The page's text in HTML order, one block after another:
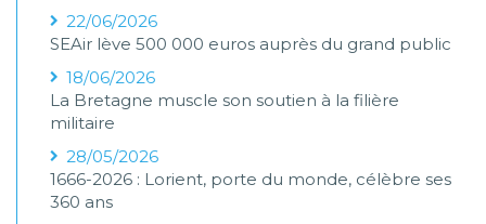
22/06/2026
SEAir lève 500 000 euros auprès du grand public
18/06/2026
La Bretagne muscle son soutien à la filière
militaire
28/05/2026
1666-2026 : Lorient, porte du monde, célèbre ses
360 ans